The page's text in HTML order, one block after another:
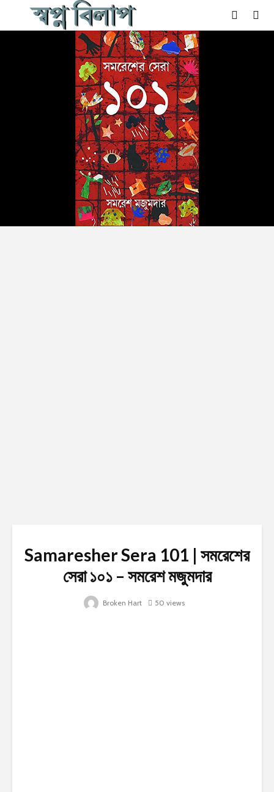
Samaresher Sera 101 | সমরেশের
সেরা ১০১ – সমরেশ মজুমদার
Broken Hart 50 views